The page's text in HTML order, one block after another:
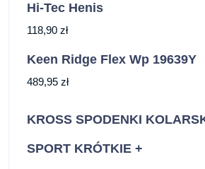
Hi-Tec Henis
118,90 zł
Keen Ridge Flex Wp 19639Y
489,95 zł
KROSS SPODENKI
SPORT KRÓTKIE +